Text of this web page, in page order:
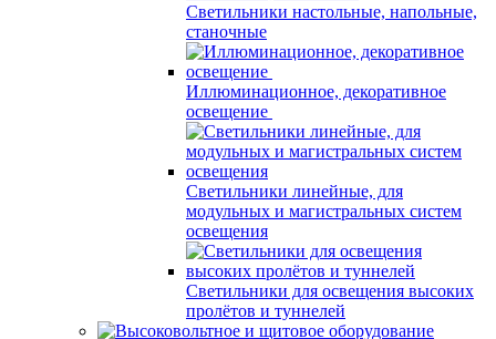
Светильники настольные, напольные,
станочные
Иллюминационное, декоративное
освещение
Светильники линейные, для
модульных и магистральных систем
освещения
Светильники для освещения высоких
пролётов и туннелей